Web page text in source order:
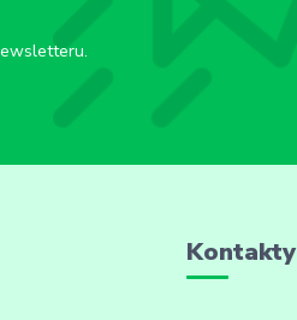
Kontakty